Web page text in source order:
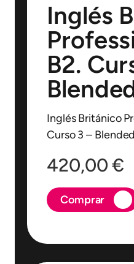
Inglés
B2.
Inglés Británico
Curso 3 –
420,00€
Comprar